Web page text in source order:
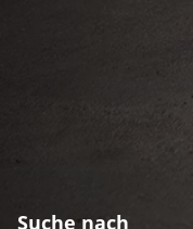
Suche nach